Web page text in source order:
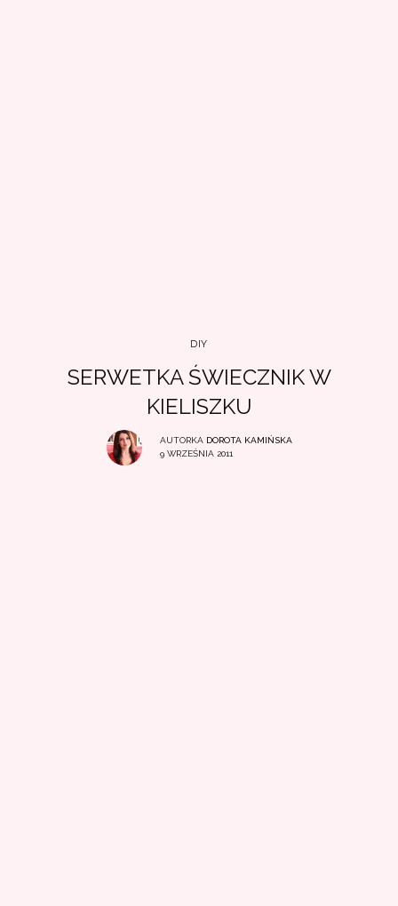
DIY
SERWETKA ŚWIECZNIK W
KIELISZKU
AUTORKA DOROTA KAMIŃSKA
9 WRZEŚNIA 2011